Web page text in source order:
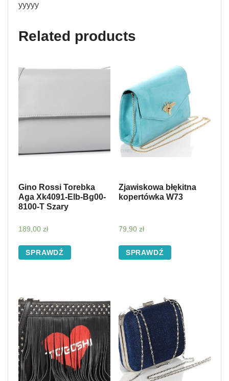
yyyyy
Related products
Gino Rossi Torebka
Aga Xk4091-Elb-Bg00-
8100-T Szary
189,00 zł
SPRAWDŹ
Zjawiskowa błękitna
kopertówka W73
79,90 zł
SPRAWDŹ